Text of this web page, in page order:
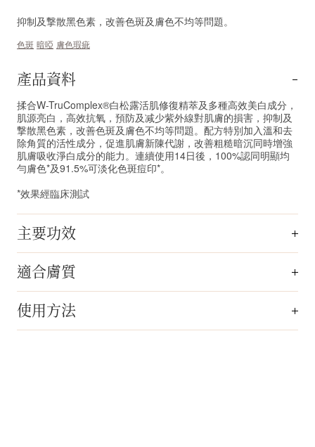
抑制及撃散黑色素，改善色斑及膚色不均等問題。
色斑 暗啞 膚色瑕疵
產品資料
揉合W-TruComplex®白松露活肌修復精萃及多種高效美白成分，
肌源亮白，高效抗氧，預防及减少紫外線對肌膚的損害，抑制及
撃散黑色素，改善色斑及膚色不均等問題。配方特別加入溫和去
除角質的活性成分，促進肌膚新陳代謝，改善粗糙暗沉同時增強
肌膚吸收淨白成分的能力。連續使用14日後，100%認同明顯均
勻膚色*及91.5%可淡化色斑痘印*。
*效果經臨床測試
主要功效
適合膚質
使用方法